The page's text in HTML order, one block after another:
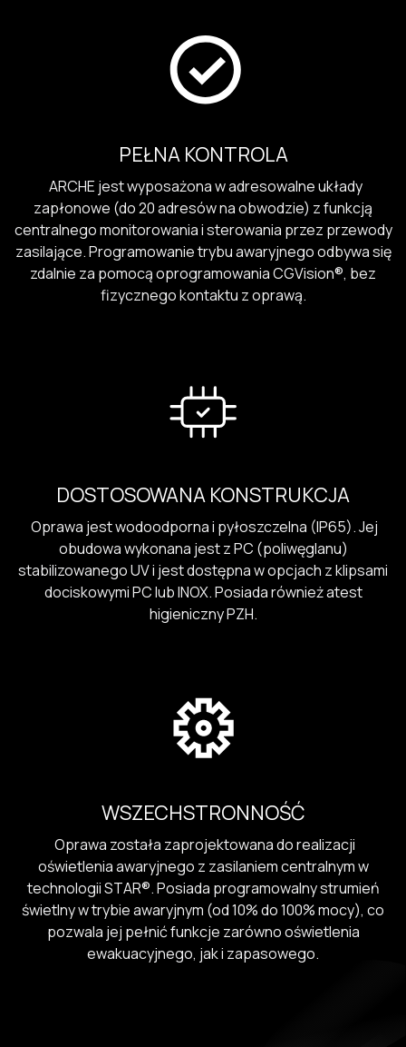
PEŁNA KONTROLA
ARCHE jest wyposażona w adresowalne układy
zapłonowe (do 20 adresów na obwodzie) z funkcją
centralnego monitorowania i sterowania przez przewody
zasilające. Programowanie trybu awaryjnego odbywa się
zdalnie za pomocą oprogramowania CGVision®, bez
fizycznego kontaktu z oprawą.
DOSTOSOWANA KONSTRUKCJA
Oprawa jest wodoodporna i pyłoszczelna (IP65). Jej
obudowa wykonana jest z PC (poliwęglanu)
stabilizowanego UV i jest dostępna w opcjach z klipsami
dociskowymi PC lub INOX. Posiada również atest
higieniczny PZH.
WSZECHSTRONNOŚĆ
Oprawa została zaprojektowana do realizacji
oświetlenia awaryjnego z zasilaniem centralnym w
technologii STAR®. Posiada programowalny strumień
świetlny w trybie awaryjnym (od 10% do 100% mocy), co
pozwala jej pełnić funkcje zarówno oświetlenia
ewakuacyjnego, jak i zapasowego.